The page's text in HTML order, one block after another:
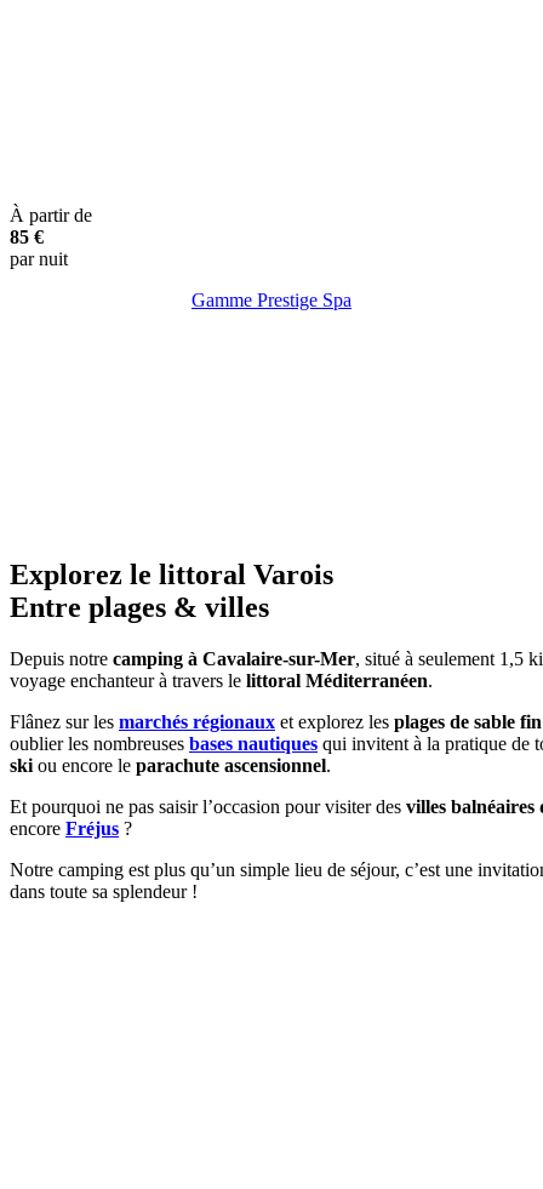
À partir de
85 €
par nuit
Gamme Prestige Spa
Explorez le littoral Varois
Entre plages & villes
Depuis notre camping à Cavalaire-sur-Mer, situé à seulement 1,5
voyage enchanteur à travers le littoral Méditerranéen.
Flânez sur les marchés régionaux et explorez les plages de sable fin
oublier les nombreuses bases nautiques qui invitent à la pratique de
ski ou encore le parachute ascensionnel.
Et pourquoi ne pas saisir l’occasion pour visiter des villes balnéaires
encore Fréjus ?
Notre camping est plus qu’un simple lieu de séjour, c’est une
dans toute sa splendeur !